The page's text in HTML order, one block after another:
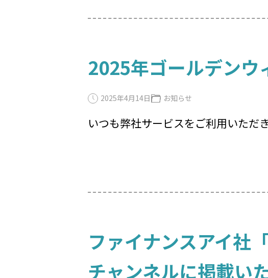
2025年ゴールデンウ
2025年4月14日 お知らせ
いつも弊社サービスをご利用いただ
ファイナンスアイ社
チャンネルに掲載い